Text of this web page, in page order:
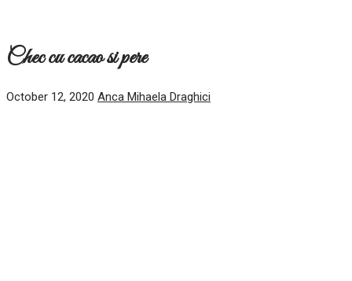
Chec cu cacao si pere
October 12, 2020 Anca Mihaela Draghici